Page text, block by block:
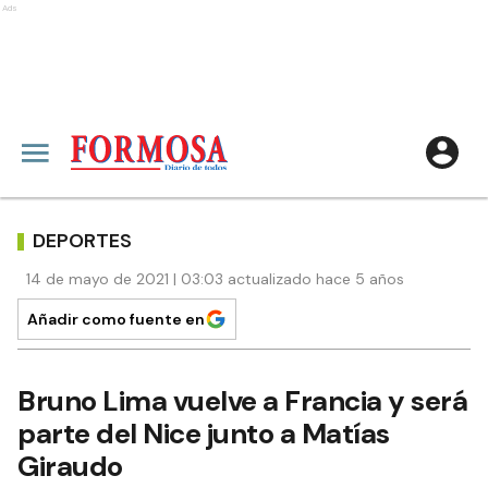
Ads
DEPORTES
14 de mayo de 2021 | 03:03 actualizado hace 5 años
Añadir como fuente en
Bruno Lima vuelve a Francia y será
parte del Nice junto a Matías
Giraudo